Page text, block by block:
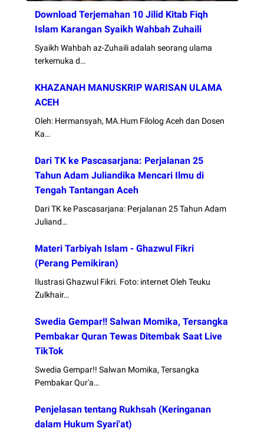
Download Terjemahan 10 Jilid Kitab Fiqh
Islam Karangan Syaikh Wahbah Zuhaili
Syaikh Wahbah az-Zuhaili adalah seorang ulama
terkemuka d…
KHAZANAH MANUSKRIP WARISAN ULAMA
ACEH
Oleh: Hermansyah, MA.Hum Filolog Aceh dan Dosen
Ka…
Dari TK ke Pascasarjana: Perjalanan 25
Tahun Adam Juliandika Mencari Ilmu di
Tengah Tantangan Aceh
Dari TK ke Pascasarjana: Perjalanan 25 Tahun Adam
Juliand…
Materi Tarbiyah Islam - Ghazwul Fikri
(Perang Pemikiran)
Ilustrasi Ghazwul Fikri. Foto: internet Oleh Teuku
Zulkhair…
Swedia Gempar!! Salwan Momika, Tersangka
Pembakar Quran Tewas Ditembak Saat Live
TikTok
Swedia Gempar!! Salwan Momika, Tersangka
Pembakar Qur'a…
Penjelasan tentang Rukhsah (Keringanan
dalam Hukum Syari'at)